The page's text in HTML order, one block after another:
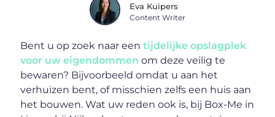
Eva Kuipers
Content Writer
Bent u op zoek naar eentijdelijke opslagplek
voor uw eigendommen om deze veilig te
bewaren? Bijvoorbeeld omdat u aan het
verhuizen bent, of misschien zelfs een huis aan
het bouwen. Wat uw reden ook is, bij Box-Me in